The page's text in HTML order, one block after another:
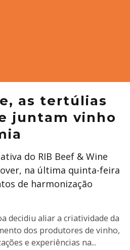
as tertúlias
juntam vinho
do RIB Beef & Wine
na última quinta-feira
de harmonização
decidiu aliar a criatividade da
dos produtores de vinho,
e experiências na...